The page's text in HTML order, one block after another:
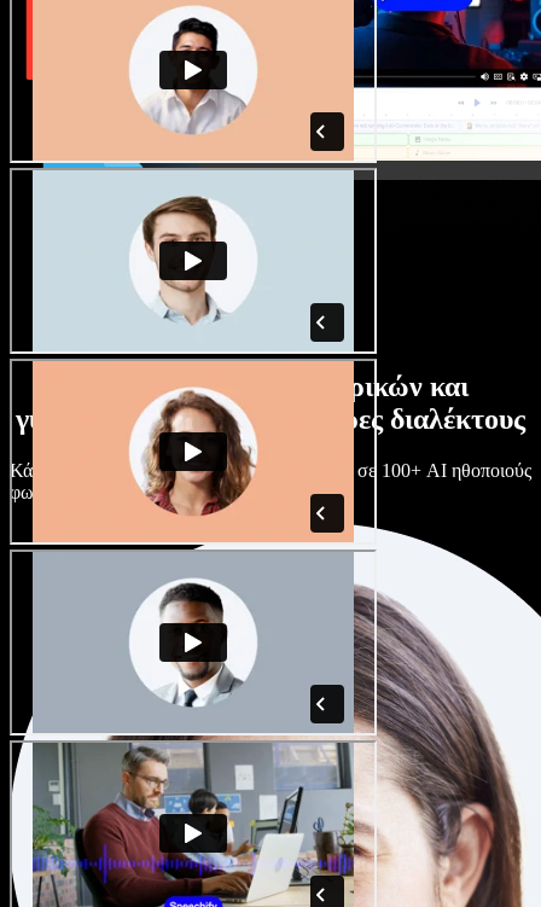
Τεράστια συλλογή ανδρικών και
γυναικείων φωνών με άπειρες διαλέκτους
Κάθε έργο είναι μοναδικό. Διάλεξε ανάμεσα σε 100+ AI ηθοποιούς
φωνής & διαλέκτους και κάν’ τους όπως θες.